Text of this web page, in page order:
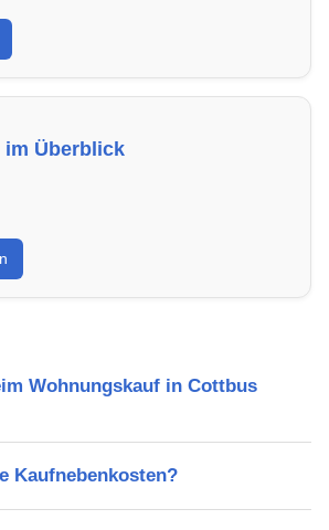
in Cottbus – modern,
sofort bezugsfertig.
im Überblick
deinen Stadtteil in Cottbus:
Schulen,
und Mietpreise.
Wohnungskauf in Cottbus
Kaufnebenkosten?